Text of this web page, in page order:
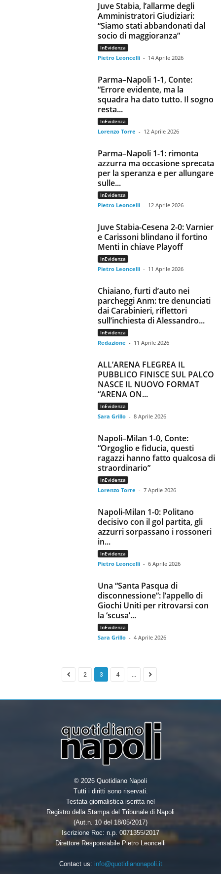
Juve Stabia, l’allarme degli
Amministratori Giudiziari:
“Siamo stati abbandonati dal
socio di maggioranza”
InEvidenza
Pietro Leoncelli - 14 Aprile 2026
Parma–Napoli 1-1, Conte:
“Errore evidente, ma la
squadra ha dato tutto. Il sogno
resta...
InEvidenza
Lorenzo Torre - 12 Aprile 2026
Parma–Napoli 1-1: rimonta
azzurra ma occasione sprecata
per la speranza e per allungare
sulle...
InEvidenza
Pietro Leoncelli - 12 Aprile 2026
Juve Stabia-Cesena 2-0: Varnier
e Carissoni blindano il fortino
Menti in chiave Playoff
InEvidenza
Pietro Leoncelli - 11 Aprile 2026
Chiaiano, furti d’auto nei
parcheggi Anm: tre denunciati
dai Carabinieri, riflettori
sull’inchiesta di Alessandro...
InEvidenza
Redazione - 11 Aprile 2026
ALL’ARENA FLEGREA IL
PUBBLICO FINISCE SUL PALCO
NASCE IL NUOVO FORMAT
“ARENA ON...
InEvidenza
Sara Grillo - 8 Aprile 2026
Napoli–Milan 1-0, Conte:
“Orgoglio e fiducia, questi
ragazzi hanno fatto qualcosa di
straordinario”
InEvidenza
Lorenzo Torre - 7 Aprile 2026
Napoli-Milan 1-0: Politano
decisivo con il gol partita, gli
azzurri sorpassano i rossoneri
in...
InEvidenza
Pietro Leoncelli - 6 Aprile 2026
Una “Santa Pasqua di
disconnessione”: l’appello di
Giochi Uniti per ritrovarsi con
la ‘scusa’...
InEvidenza
Sara Grillo - 4 Aprile 2026
2 3 4 ...
© 2026 Quotidiano Napoli
Tutti i diritti sono riservati.
Testata giornalistica iscritta nel
Registro della Stampa del Tribunale di Napoli
(Aut.n. 10 del 18/05/2017)
Iscrizione Roc: n.p. 0071355/2017
Direttore Responsabile Pietro Leoncelli
Contact us: info@quotidianonapoli.it